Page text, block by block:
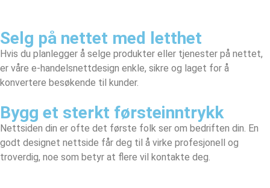
Selg på nettet med letthet
Hvis du planlegger å selge produkter eller tjenester på nettet,
er våre e-handelsnettdesign enkle, sikre og laget for å
konvertere besøkende til kunder.
Bygg et sterkt førsteinntrykk
Nettsiden din er ofte det første folk ser om bedriften din. En
godt designet nettside får deg til å virke profesjonell og
troverdig, noe som betyr at flere vil kontakte deg.